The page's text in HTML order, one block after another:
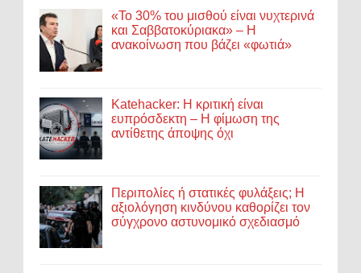
«Το 30% του μισθού είναι νυχτερινά
και Σαββατοκύριακα» – Η
ανακοίνωση που βάζει «φωτιά»
Katehacker: Η κριτική είναι
ευπρόσδεκτη – Η φίμωση της
αντίθετης άποψης όχι
Περιπολίες ή στατικές φυλάξεις; Η
αξιολόγηση κινδύνου καθορίζει τον
σύγχρονο αστυνομικό σχεδιασμό